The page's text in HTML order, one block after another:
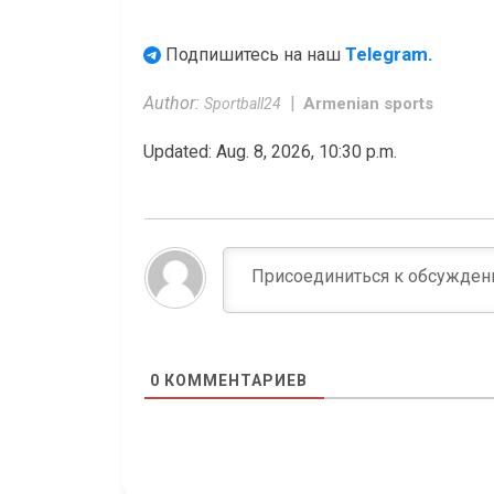
Подпишитесь на наш Telegram.
Author: Sportball24 Armenian sports
Updated: Aug. 8, 2026, 10:30 p.m.
0 КОММЕНТАРИЕВ